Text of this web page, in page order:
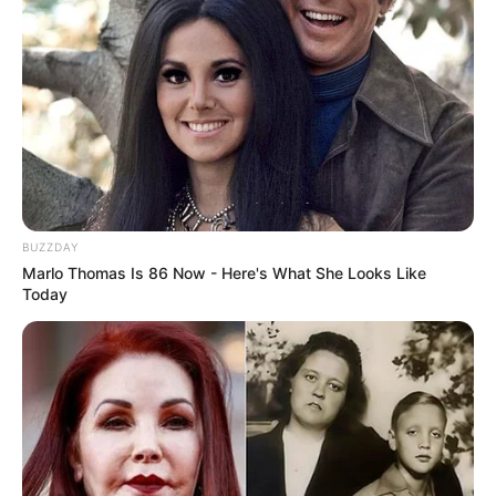
O jornalismo do JASB.com.br precisa de você para continuar
marcando ponto na vida dos ACS e ACE.Compartilhe as nossas
notícias em suas redes sociais!
BUZZDAY
Marlo Thomas Is 86 Now - Here's What She Looks Like
Today